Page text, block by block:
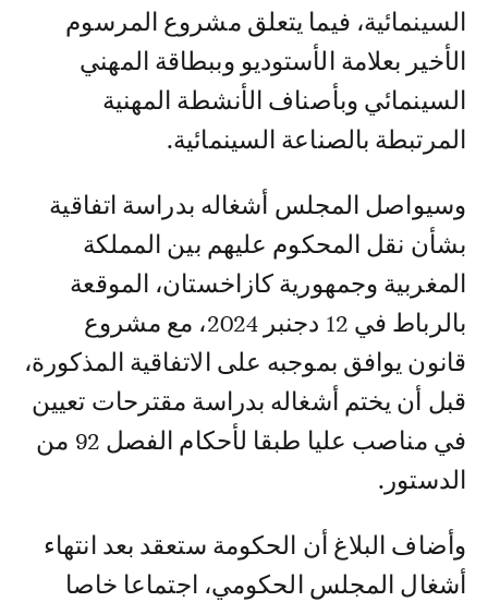
السينمائية، فيما يتعلق مشروع المرسوم
الأخير بعلامة الأستوديو وببطاقة المهني
السينمائي وبأصناف الأنشطة المهنية
المرتبطة بالصناعة السينمائية.
وسيواصل المجلس أشغاله بدراسة اتفاقية
بشأن نقل المحكوم عليهم بين المملكة
المغربية وجمهورية كازاخستان، الموقعة
بالرباط في 12 دجنبر 2024، مع مشروع
قانون يوافق بموجبه على الاتفاقية المذكورة،
قبل أن يختم أشغاله بدراسة مقترحات تعيين
في مناصب عليا طبقا لأحكام الفصل 92 من
الدستور.
وأضاف البلاغ أن الحكومة ستعقد بعد انتهاء
أشغال المجلس الحكومي، اجتماعا خاصا